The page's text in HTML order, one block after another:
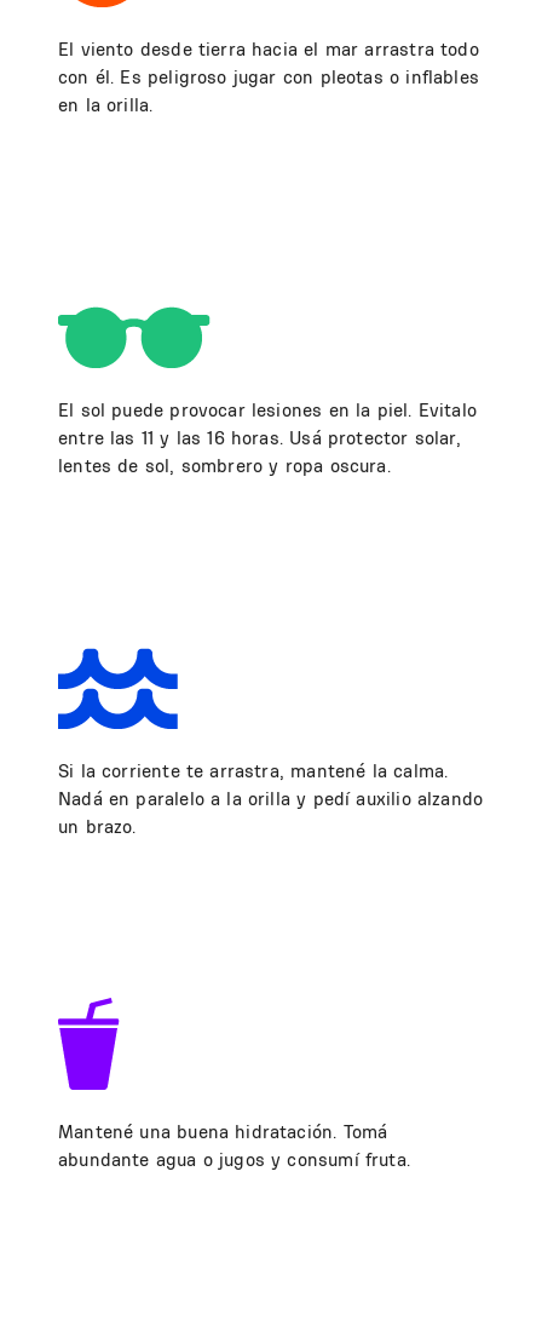
El viento desde tierra hacia el mar arrastra todo
con él. Es peligroso jugar con pleotas o inflables
en la orilla.
El sol puede provocar lesiones en la piel. Evitalo
entre las 11 y las 16 horas. Usá protector solar,
lentes de sol, sombrero y ropa oscura.
Si la corriente te arrastra, mantené la calma.
Nadá en paralelo a la orilla y pedí auxilio alzando
un brazo.
Mantené una buena hidratación. Tomá
abundante agua o jugos y consumí fruta.